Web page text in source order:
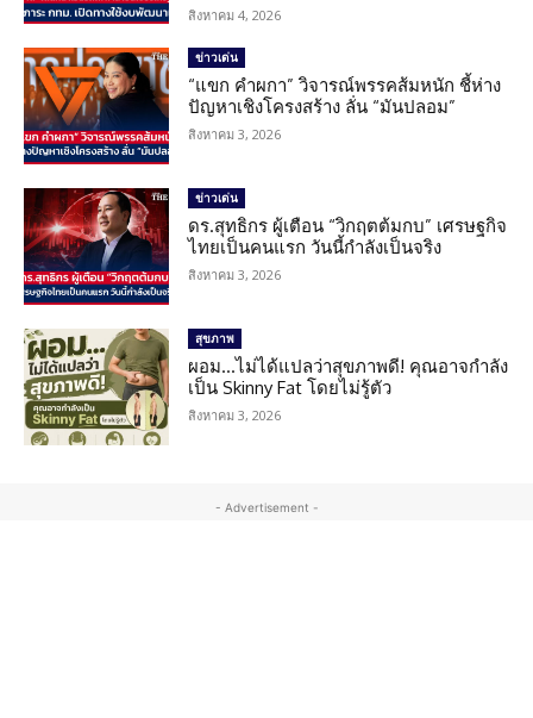
สิงหาคม 4, 2026
ข่าวเด่น
“แขก คำผกา” วิจารณ์พรรคส้มหนัก ชี้ห่าง
ปัญหาเชิงโครงสร้าง ลั่น “มันปลอม”
สิงหาคม 3, 2026
ข่าวเด่น
ดร.สุทธิกร ผู้เตือน “วิกฤตต้มกบ” เศรษฐกิจ
ไทยเป็นคนแรก วันนี้กำลังเป็นจริง
สิงหาคม 3, 2026
สุขภาพ
ผอม…ไม่ได้แปลว่าสุขภาพดี! คุณอาจกำลัง
เป็น Skinny Fat โดยไม่รู้ตัว
สิงหาคม 3, 2026
- Advertisement -